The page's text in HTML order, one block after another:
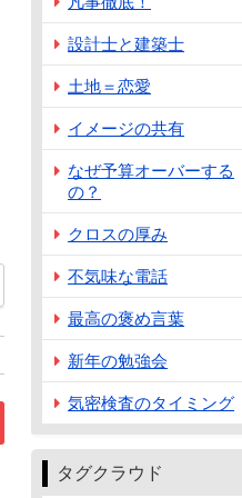
設計士と建築士
土地＝恋愛
イメージの共有
なぜ予算オーバーする
の？
クロスの厚み
不気味な電話
最高の褒め言葉
新年の勉強会
気密検査のタイミング
タグクラウド